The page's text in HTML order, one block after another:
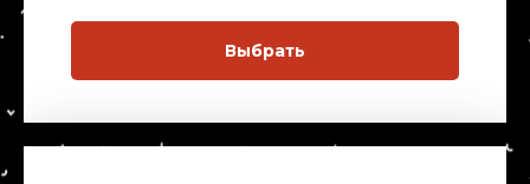
Выбрать